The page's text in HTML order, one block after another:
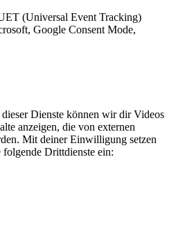
(Universal Event Tracking)
Google Consent Mode,
Dienste können wir dir Videos
anzeigen, die von externen
Mit deiner Einwilligung setzen
Drittdienste ein: